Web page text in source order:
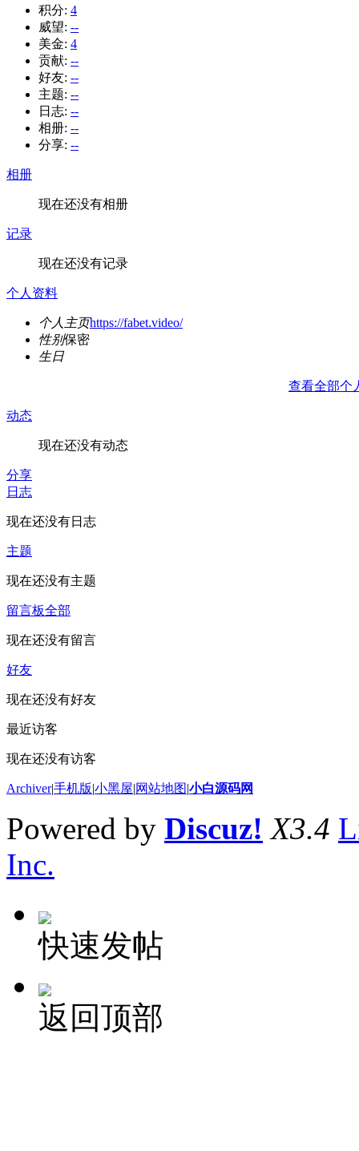
积分: 4
威望: --
美金: 4
贡献: --
好友: --
主题: --
日志: --
相册: --
分享: --
相册
现在还没有相册
记录
现在还没有记录
个人资料
个人主页https://fabet.video/
性别保密
生日
查看全部个
动态
现在还没有动态
分享
日志
现在还没有日志
主题
现在还没有主题
留言板全部
现在还没有留言
好友
现在还没有好友
最近访客
现在还没有访客
Archiver|手机版|小黑屋|网站地图|小白源码网
Powered by Discuz! X3.4
Inc.
快速发帖
返回顶部